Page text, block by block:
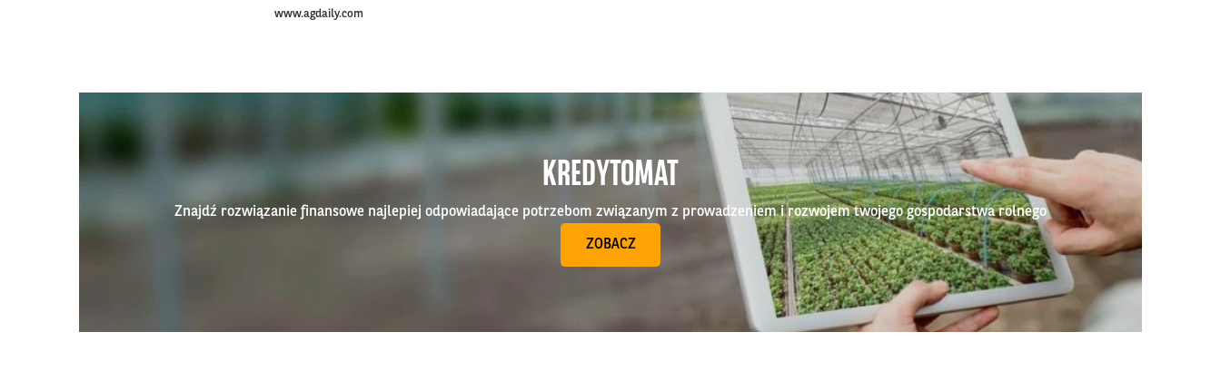
www.agdaily.com
KREDYTOMAT
Znajdź rozwiązanie finansowe najlepiej odpowiadające potrzebom związanym z prowadzeniem i rozwojem twojego gospodarstwa rolnego
ZOBACZ